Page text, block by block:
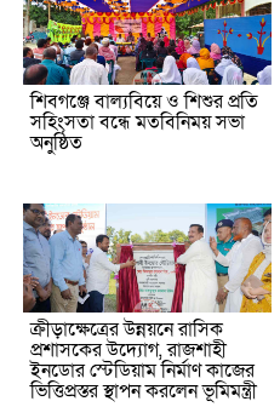
শিবগঞ্জে বাল্যবিয়ে ও শিশুর প্রতি
সহিংসতা বন্ধে মতবিনিময় সভা
অনুষ্ঠিত
ক্রীড়াক্ষেত্রের উন্নয়নে রাসিক
প্রশাসকের উদ্যোগ, রাজশাহী
ইনডোর স্টেডিয়াম নির্মাণ কাজের
ভিত্তিপ্রস্তর স্থাপন করলেন ভূমিমন্ত্রী